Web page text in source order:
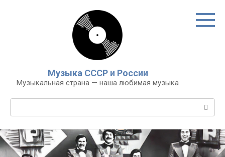
Музыка СССР и России
Музыкальная страна — наша любимая музыка